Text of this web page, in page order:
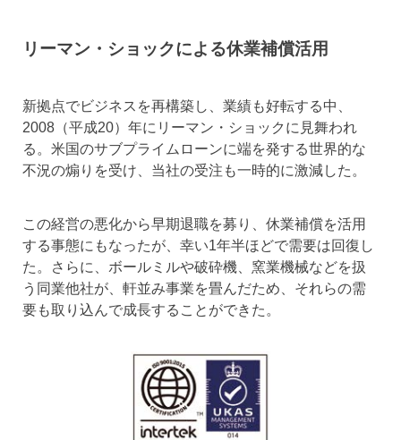
リーマン・ショックによる休業補償活用
新拠点でビジネスを再構築し、業績も好転する中、
2008（平成20）年にリーマン・ショックに見舞われ
る。米国のサブプライムローンに端を発する世界的な
不況の煽りを受け、当社の受注も一時的に激減した。
この経営の悪化から早期退職を募り、休業補償を活用
する事態にもなったが、幸い1年半ほどで需要は回復し
た。さらに、ボールミルや破砕機、窯業機械などを扱
う同業他社が、軒並み事業を畳んだため、それらの需
要も取り込んで成長することができた。